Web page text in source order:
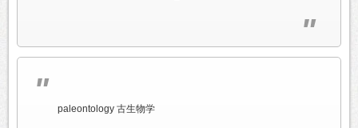
paleontology 古生物学